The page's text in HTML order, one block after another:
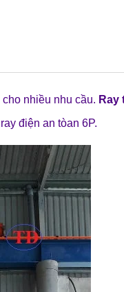
nhiều nhu cầu. Ray
điện an tòan 6P.